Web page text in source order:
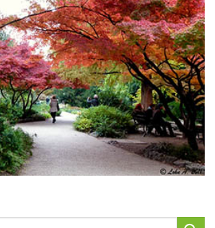
JAPÁNKERT
tökéletes leképződése